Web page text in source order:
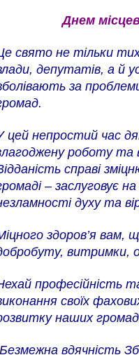
Днем
свято не тільки
депутатів, а й
за
цей непростий час
роботу та
справі
– заслуговує
духу та
здоров’я вам,
витримки,
професійність
своїх
наших громад
Безмежна вдячність